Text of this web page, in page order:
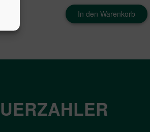
In den Warenkorb